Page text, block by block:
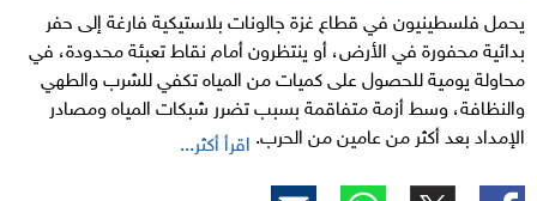
يحمل فلسطينيون في قطاع غزة جالونات بلاستيكية فارغة إلى حفر
بدائية محفورة في الأرض، أو ينتظرون أمام نقاط تعبئة محدودة، في
محاولة يومية للحصول على كميات من المياه تكفي للشرب والطهي
والنظافة، وسط أزمة متفاقمة بسبب تضرر شبكات المياه ومصادر
الإمداد بعد أكثر من عامين من الحرب. اقرأ أكثر...